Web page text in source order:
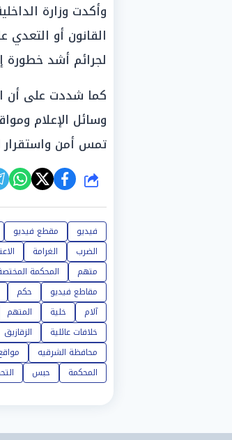
وأكدت وزارة
القانون أو التعدي
لجرائم أشد خطورة
كما شددت على أن
وسائل الإعلام
تمس أمن واستقرار
شارك
فيديو مقطع فيديو
الضرب
الغرامة
متهم
المحكمة
مقاطع فيديو
حكم
آلام
خلية المتهم
خلافات عائلية
الزقازيق
محافظة الشرقيه
المحكمة
حبس